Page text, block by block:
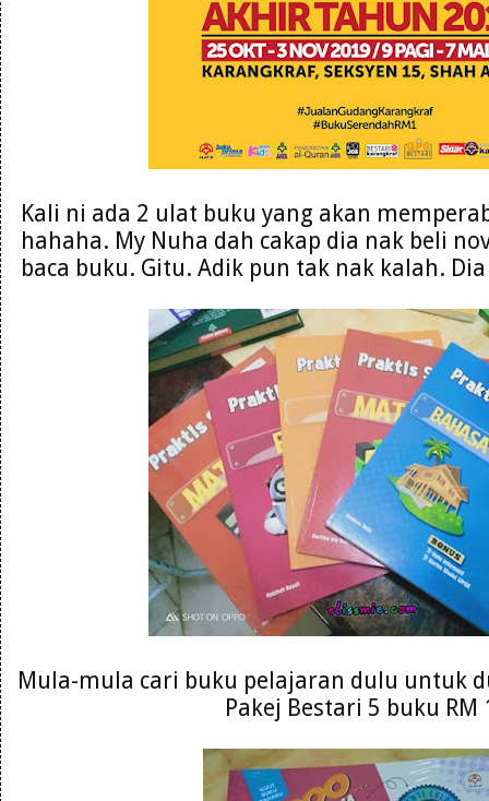
Kali ni ada 2 ulat buku yang akan
hahaha. My Nuha dah cakap dia nak beli
baca buku. Gitu. Adik pun tak nak kalah.
Mula-mula cari buku pelajaran dulu untuk
Pakej Bestari 5 buku RM